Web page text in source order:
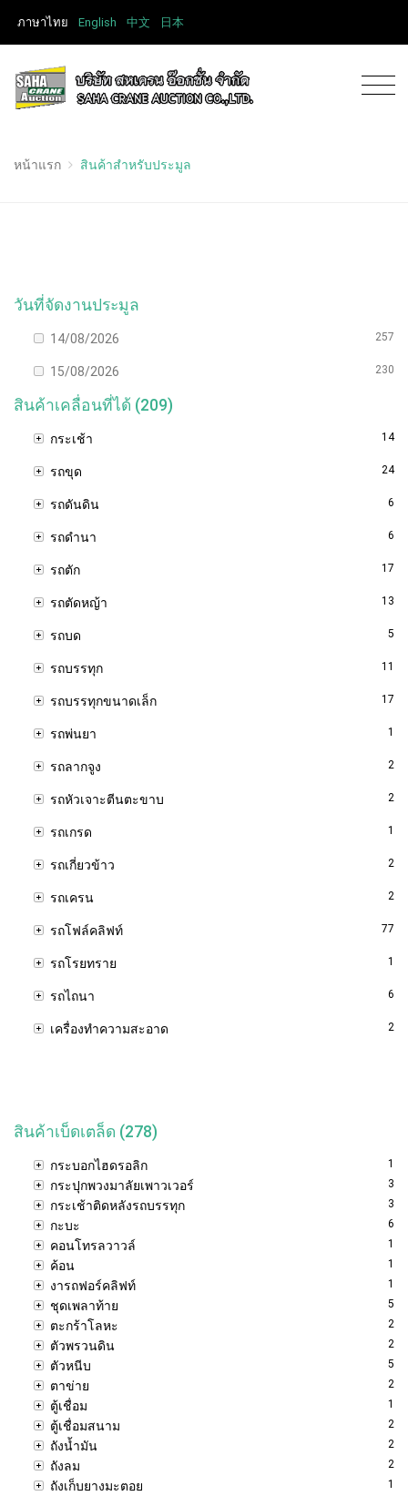
ภาษาไทย English 中文 日本
หน้าแรก สินค้าสำหรับประมูล
วันที่จัดงานประมูล
14/08/2026 257
15/08/2026 230
สินค้าเคลื่อนที่ได้ (209)
กระเช้า 14
รถขุด 24
รถดันดิน 6
รถดำนา 6
รถตัก 17
รถตัดหญ้า 13
รถบด 5
รถบรรทุก 11
รถบรรทุกขนาดเล็ก 17
รถพ่นยา 1
รถลากจูง 2
รถหัวเจาะตีนตะขาบ 2
รถเกรด 1
รถเกี่ยวข้าว 2
รถเครน 2
รถโฟล์คลิฟท์ 77
รถโรยทราย 1
รถไถนา 6
เครื่องทำความสะอาด 2
สินค้าเบ็ดเตล็ด (278)
กระบอกไฮดรอลิก 1
กระปุกพวงมาลัยเพาวเวอร์ 3
กระเช้าติดหลังรถบรรทุก 3
กะบะ 6
คอนโทรลวาวล์ 1
ค้อน 1
งารถฟอร์คลิฟท์ 1
ชุดเพลาท้าย 5
ตะกร้าโลหะ 2
ตัวพรวนดิน 2
ตัวหนีบ 5
ตาข่าย 2
ตู้เชื่อม 1
ตู้เชื่อมสนาม 2
ถังน้ำมัน 2
ถังลม 2
ถังเก็บยางมะตอย 1